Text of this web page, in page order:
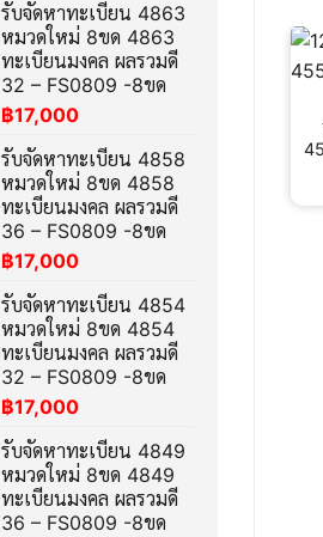
รับจัดหาทะเบียน 4863
หมวดใหม่ 8ขด 4863
ทะเบียนมงคล ผลรวมดี
32 – FS0809 -8ขด
฿17,000
รับจัดหาทะเบียน 4858
หมวดใหม่ 8ขด 4858
ทะเบียนมงคล ผลรวมดี
36 – FS0809 -8ขด
฿17,000
รับจัดหาทะเบียน 4854
หมวดใหม่ 8ขด 4854
ทะเบียนมงคล ผลรวมดี
32 – FS0809 -8ขด
฿17,000
รับจัดหาทะเบียน 4849
หมวดใหม่ 8ขด 4849
ทะเบียนมงคล ผลรวมดี
36 – FS0809 -8ขด